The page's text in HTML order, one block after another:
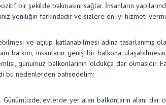
bir şekilde bakmasını sağlar. İnsanların
yeniliğin farkındadır ve sizlere en iyi hizmeti
ve açılıp katlanabilmesi adına tasarlanmış
balkon, insanların geniş bir balkona
balkonlarının oldukça dar olmasıdır.
bu nedenlerden bahsedelim:
evlerde yer alan balkonların alanı dar